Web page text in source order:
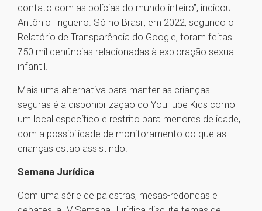
contato com as polícias do mundo inteiro”, indicou
Antônio Trigueiro. Só no Brasil, em 2022, segundo o
Relatório de Transparência do Google, foram feitas
750 mil denúncias relacionadas à exploração sexual
infantil.
Mais uma alternativa para manter as crianças
seguras é a disponibilização do YouTube Kids como
um local específico e restrito para menores de idade,
com a possibilidade de monitoramento do que as
crianças estão assistindo.
Semana Jurídica
Com uma série de palestras, mesas-redondas e